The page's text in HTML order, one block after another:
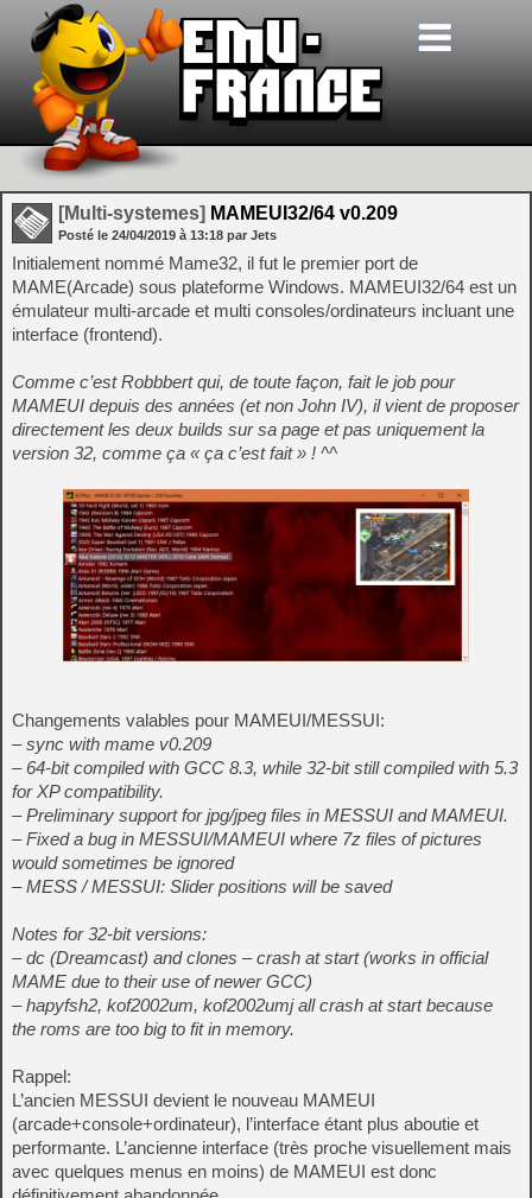
[Multi-systemes] MAMEUI32/64 v0.209
Posté le 24/04/2019 à 13:18 par Jets
Initialement nommé Mame32, il fut le premier port de
MAME(Arcade) sous plateforme Windows. MAMEUI32/64 est un
émulateur multi-arcade et multi consoles/ordinateurs incluant une
interface (frontend).
Comme c’est Robbbert qui, de toute façon, fait le job pour
MAMEUI depuis des années (et non John IV), il vient de proposer
directement les deux builds sur sa page et pas uniquement la
version 32, comme ça « ça c’est fait » ! ^^
Changements valables pour MAMEUI/MESSUI:
– sync with mame v0.209
– 64-bit compiled with GCC 8.3, while 32-bit still compiled with 5.3
for XP compatibility.
– Preliminary support for jpg/jpeg files in MESSUI and MAMEUI.
– Fixed a bug in MESSUI/MAMEUI where 7z files of pictures
would sometimes be ignored
– MESS / MESSUI: Slider positions will be saved
Notes for 32-bit versions:
– dc (Dreamcast) and clones – crash at start (works in official
MAME due to their use of newer GCC)
– hapyfsh2, kof2002um, kof2002umj all crash at start because
the roms are too big to fit in memory.
Rappel:
L’ancien MESSUI devient le nouveau MAMEUI
(arcade+console+ordinateur), l’interface étant plus aboutie et
performante. L’ancienne interface (très proche visuellement mais
avec quelques menus en moins) de MAMEUI est donc